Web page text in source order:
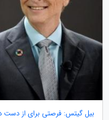
بیل گیتس: فرصتی برای از دست